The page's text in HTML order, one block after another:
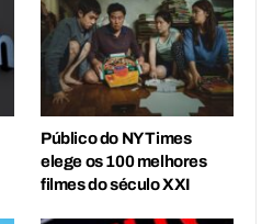
Público do NY Times
elege os 100 melhores
filmes do século XXI